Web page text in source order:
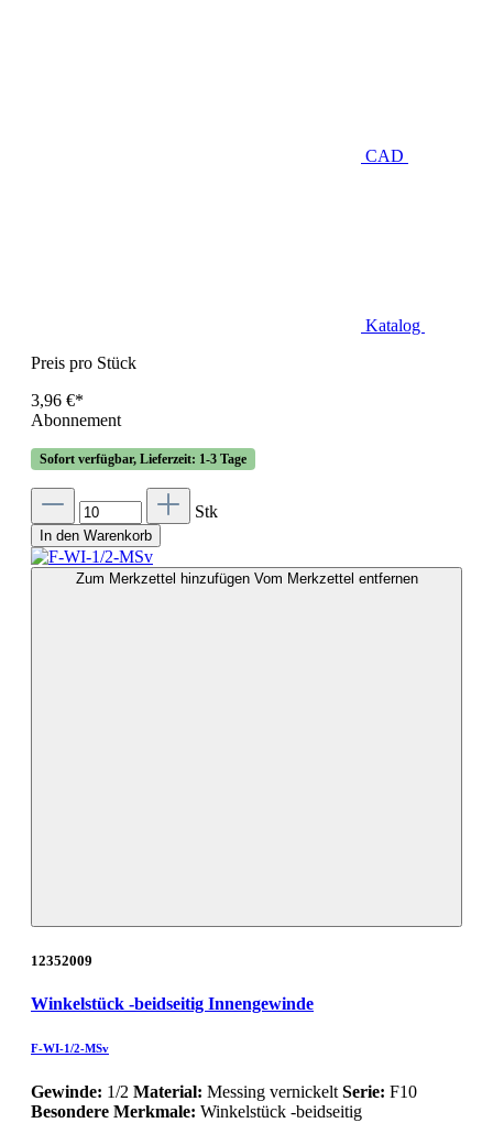
CAD
Katalog
Preis pro Stück
3,96 €*
Abonnement
Sofort verfügbar, Lieferzeit: 1-3 Tage
Stk
In den Warenkorb
Zum Merkzettel hinzufügen Vom Merkzettel entfernen
12352009
Winkelstück -beidseitig Innengewinde
F-WI-1/2-MSv
Gewinde: 1/2 Material: Messing vernickelt Serie: F10
Besondere Merkmale: Winkelstück -beidseitig